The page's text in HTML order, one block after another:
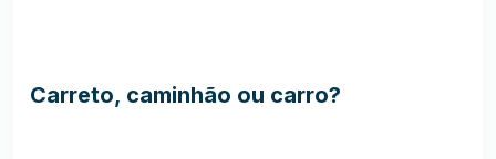
Carreto, caminhão ou carro?